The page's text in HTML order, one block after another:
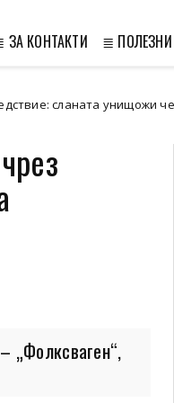
ЗА КОНТАКТИ ≣ ПОЛЕЗНИ
унищожи черешовата
„Фолксваген“,